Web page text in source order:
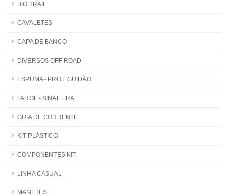
BIG TRAIL
CAVALETES
CAPA DE BANCO
DIVERSOS OFF ROAD
ESPUMA - PROT. GUIDÃO
FAROL - SINALEIRA
GUIA DE CORRENTE
KIT PLÁSTICO
COMPONENTES KIT
LINHA CASUAL
MANETES